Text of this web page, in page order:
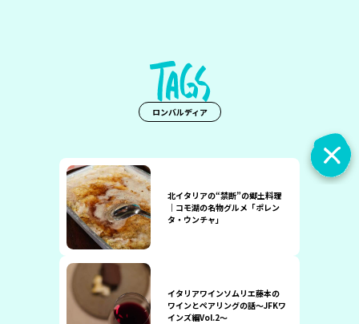
ロンバルディア
北イタリアの“禁断”の郷土料理
｜コモ湖の名物グルメ「ポレン
タ・ウンチャ」
イタリアワインソムリエ藤本の
ワインとペアリングの話〜JFKワ
インズ編Vol.2〜